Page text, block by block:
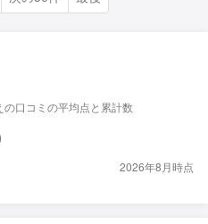
口コミの平均点と累計数
2026年8月時点